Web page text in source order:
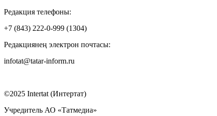
Редакция телефоны:
+7 (843) 222-0-999 (1304)
Редакциянең электрон почтасы:
infotat@tatar-inform.ru
©2025 Intertat (Интертат)
Учредитель АО «Татмедиа»